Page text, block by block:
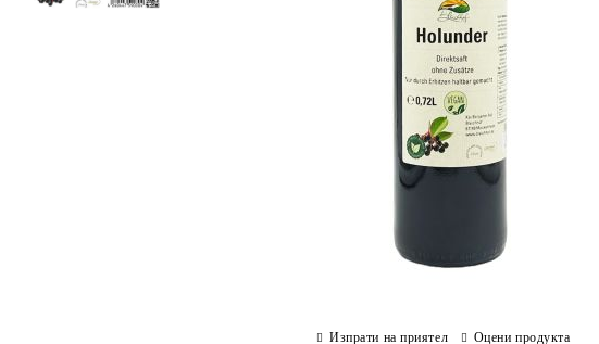
Изпрати на приятел Оцени продукта